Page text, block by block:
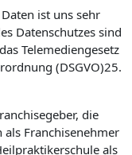
ist uns sehr
Datenschutzes sind
Telemediengesetz
(DSGVO)25.
die
Franchise­nehmer
als